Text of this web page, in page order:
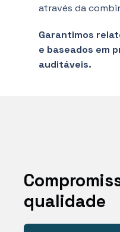
através da
Garantimos
e baseados em
auditáveis.
qualidade